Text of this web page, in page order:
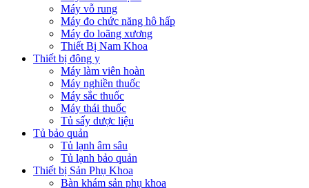
Máy vỗ rung
Máy đo chức năng hô hấp
Máy đo loãng xương
Thiết Bị Nam Khoa
Thiết bị đông y
Máy làm viên hoàn
Máy nghiền thuốc
Máy sắc thuốc
Máy thái thuốc
Tủ sấy dược liệu
Tủ bảo quản
Tủ lạnh âm sâu
Tủ lạnh bảo quản
Thiết bị Sản Phụ Khoa
Bàn khám sản phụ khoa